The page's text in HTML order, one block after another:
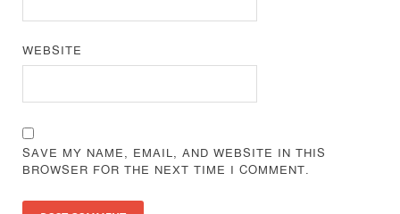
WEBSITE
SAVE MY NAME, EMAIL, AND WEBSITE IN THIS
BROWSER FOR THE NEXT TIME I COMMENT.